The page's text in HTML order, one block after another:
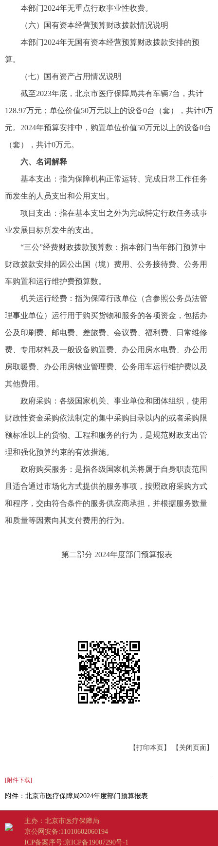
本部门2024年无重点行政事业性收费。
（六）国有资本经营预算财政拨款情况说明
本部门2024年无国有资本经营预算财政拨款安排的预
算。
（七）国有资产占用情况说明
截至2023年底，北京市医疗保障局共有车辆7台，共计
128.97万元；单位价值50万元以上的设备0台（套），共计0万
元。2024年预算安排中，购置单位价值50万元以上的设备0台
（套），共计0万元。
六、名词解释
基本支出：指为保障机构正常运转、完成日常工作任务
而发生的人员支出和公用支出。
项目支出：指在基本支出之外为完成特定行政任务或事
业发展目标所发生的支出。
“三公”经费财政拨款预算数：指本部门当年部门预算中
财政拨款安排的因公出国（境）费用、公务接待费、公务用
车购置和运行维护费预算数。
机关运行经费：指为保障行政单位（含参照公务员法管
理事业单位）运行用于购买货物和服务的各项资金，包括办
公及印刷费、邮电费、差旅费、会议费、福利费、日常维修
费、专用材料及一般设备购置费、办公用房水电费、办公用
房取暖费、办公用房物业管理费、公务用车运行维护费以及
其他费用。
政府采购：各级国家机关、事业单位和团体组织，使用
财政性资金采购依法制定的集中采购目录以内的或者采购限
额标准以上的货物、工程和服务的行为，是规范财政支出管
理和强化预算约束的有效措施。
政府购买服务：是指各级国家机关将属于自身职责范围
且适合通过市场化方式提供的服务事项，按照政府采购方式
和程序，交由符合条件的服务供应商承担，并根据服务数量
和质量等因素向其支付费用的行为。
第二部分 2024年度部门预算报表
【打印本页】 【关闭页面】
[附件下载]
附件：北京市医疗保障局2024年度部门预算报表
主办：北京市医疗保障局
京公网安备:11010602060194
ICP备案序号:京ICP备19007290号-1